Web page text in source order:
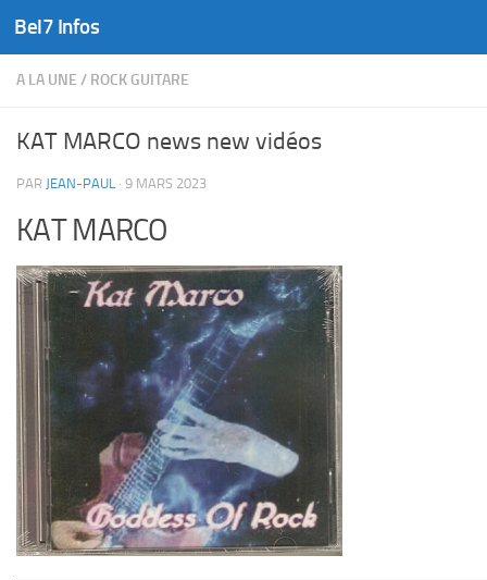
Skip to content
Bel7 Infos
A LA UNE / ROCK GUITARE
KAT MARCO news new vidéos
PAR JEAN-PAUL · 9 MARS 2023
KAT MARCO